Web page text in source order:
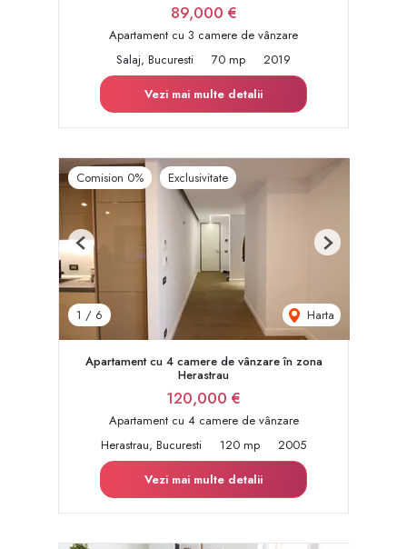
89,000 €
Apartament cu 3 camere de vânzare
Salaj, Bucuresti
70 mp
2019
Vezi mai multe detalii
Comision 0% Exclusivitate
1 / 6 Harta
Previous Next
Apartament cu 4 camere de vânzare în zona
Herastrau
120,000 €
Apartament cu 4 camere de vânzare
Herastrau, Bucuresti
120 mp
2005
Vezi mai multe detalii